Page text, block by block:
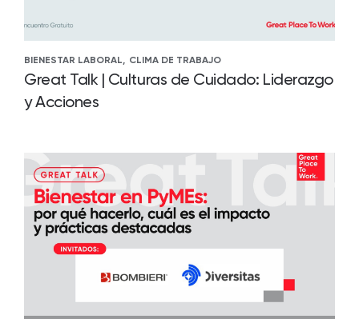
BIENESTAR LABORAL, CLIMA DE TRABAJO
Great Talk | Culturas de Cuidado: Liderazgo
y Acciones